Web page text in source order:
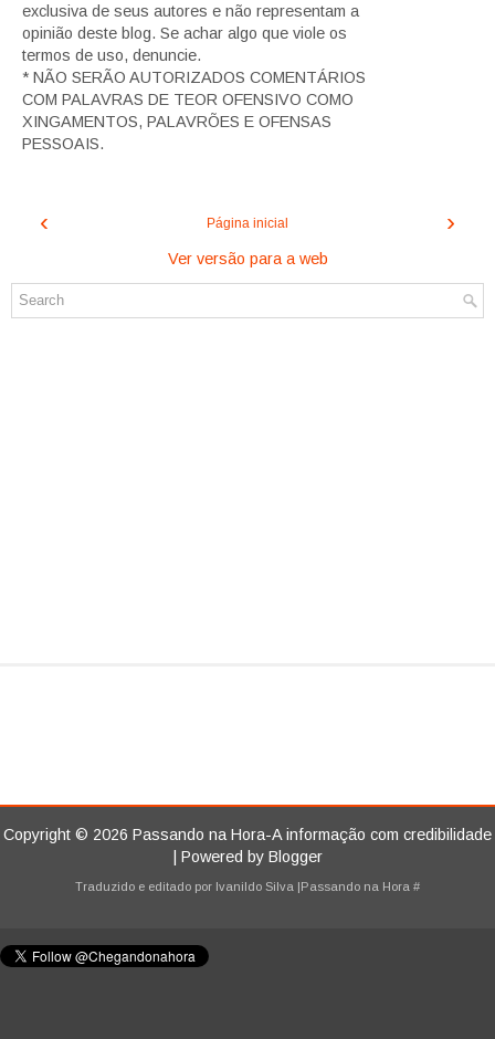
exclusiva de seus autores e não representam a
opinião deste blog. Se achar algo que viole os
termos de uso, denuncie.
* NÃO SERÃO AUTORIZADOS COMENTÁRIOS
COM PALAVRAS DE TEOR OFENSIVO COMO
XINGAMENTOS, PALAVRÕES E OFENSAS
PESSOAIS.
‹ ›
Página inicial
Ver versão para a web
Copyright © 2026 Passando na Hora-A informação com credibilidade
| Powered by Blogger
Traduzido e editado por Ivanildo Silva |Passando na Hora #